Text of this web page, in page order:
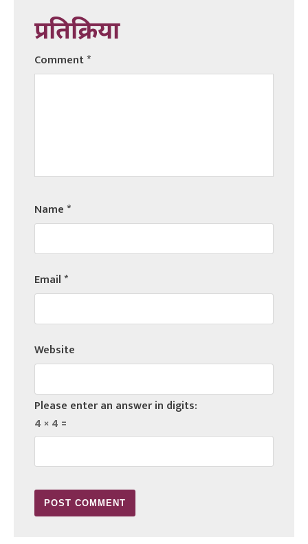
प्रतिक्रिया
Comment*
Name*
Email*
Website
Please enter an answer in digits:
4 × 4 =